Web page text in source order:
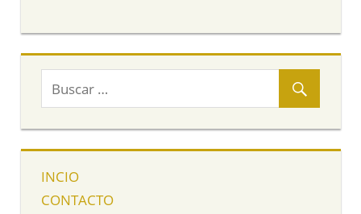
INCIO
CONTACTO